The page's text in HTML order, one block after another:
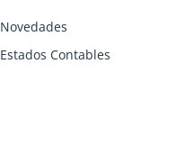
Novedades
Estados Contables